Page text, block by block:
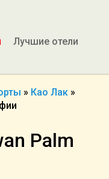
Лучшие отели
» Као Лак »
Palm